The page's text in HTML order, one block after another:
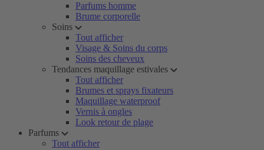
Parfums homme
Brume corporelle
Soins
Tout afficher
Visage & Soins du corps
Soins des cheveux
Tendances maquillage estivales
Tout afficher
Brumes et sprays fixateurs
Maquillage waterproof
Vernis à ongles
Look retour de plage
Parfums
Tout afficher